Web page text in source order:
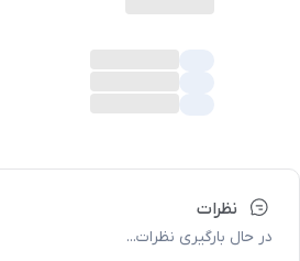
نظرات
در حال بارگیری نظرات...